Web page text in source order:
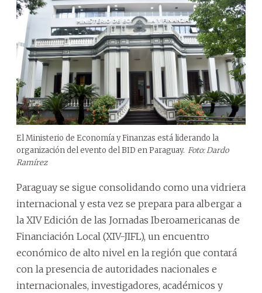
El Ministerio de Economía y Finanzas está liderando la
organización del evento del BID en Paraguay. Foto: Dardo
Ramírez
Paraguay se sigue consolidando como una vidriera
internacional y esta vez se prepara para albergar a
la XIV Edición de las Jornadas Iberoamericanas de
Financiación Local (XIV-JIFL), un encuentro
económico de alto nivel en la región que contará
con la presencia de autoridades nacionales e
internacionales, investigadores, académicos y